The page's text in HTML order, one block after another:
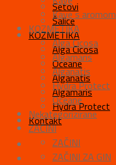
Setovi
Šalice
KOZMETIKA
Alga Cicosa
Oceane
Alganatis
Algamaris
Hydra Protect
Kontakt
Kave s aromom
KOZMETIKA
Alga Cicosa
Algamaris
Alganatis
Hydra Protect
Oceane
Nekategorizirane
ZAČINI
ZAČINI
ZAČINI ZA GIN